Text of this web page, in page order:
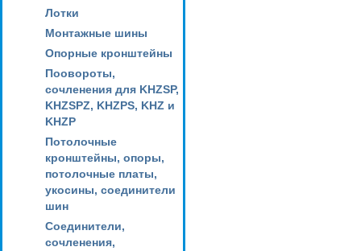
Лотки
Монтажные шины
Опорные кронштейны
Поовороты,
сочленения для KHZSP,
KHZSPZ, KHZPS, KHZ и
KHZP
Потолочные
кронштейны, опоры,
потолочные платы,
укосины, соединители
шин
Соединители,
сочленения,